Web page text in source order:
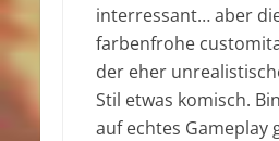
interressant… aber
farbenfrohe
der eher
Stil etwas komisch.
auf echtes Gameplay